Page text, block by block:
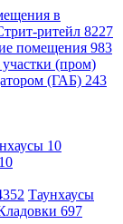
в
ритейл 8227
помещения 983
(пром)
(ГАБ) 243
10
Таунхаусы
697